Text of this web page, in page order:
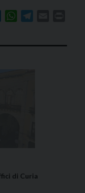
LinkedInWhatsApp
di Curia